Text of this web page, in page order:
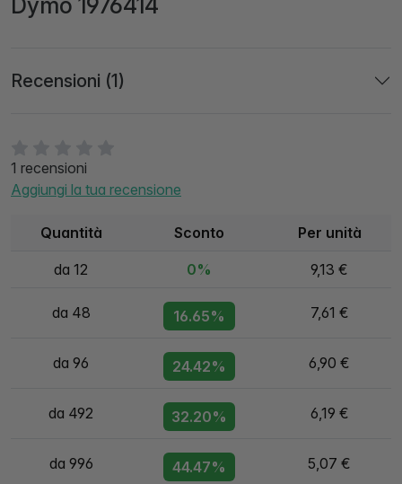
1 recensioni
Aggiungi la tua recensione
Quantità Sconto Per unità
da 12 0% 9,13 €
da 48 16.65% 7,61 €
da 96 24.42% 6,90 €
da 492 32.20% 6,19 €
da 996 44.47% 5,07 €
Dymo 1976414
Recensioni (1)